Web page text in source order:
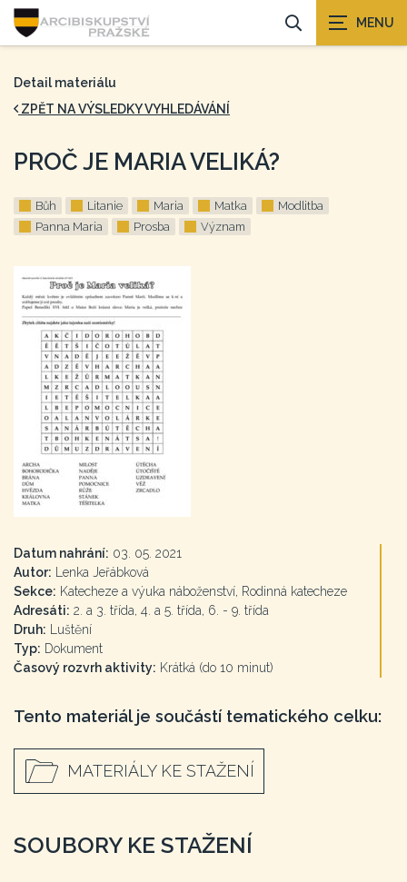
Detail materiálu
ZPĚT NA VÝSLEDKY VYHLEDÁVÁNÍ
PROČ JE MARIA VELIKÁ?
Bůh Litanie Maria Matka
Modlitba
Panna Maria
Prosba Význam
Datum nahrání: 03. 05. 2021
Autor: Lenka Jeřábková
Sekce: Katecheze a výuka náboženství, Rodinná katecheze
Adresáti: 2. a 3. třída, 4. a 5. třída, 6. - 9. třída
Druh: Luštění
Typ: Dokument
Časový rozvrh aktivity: Krátká (do 10 minut)
Tento materiál je součástí tematického celku:
MATERIÁLY KE STAŽENÍ
SOUBORY KE STAŽENÍ